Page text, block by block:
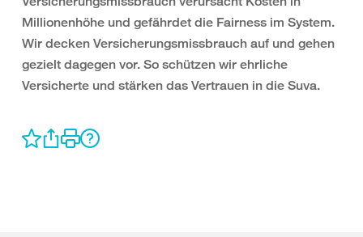
Millionenhöhe und gefährdet die Fairness im System.
Wir decken Versicherungsmissbrauch auf und gehen
gezielt dagegen vor. So schützen wir ehrliche
Versicherte und stärken das Vertrauen in die Suva.